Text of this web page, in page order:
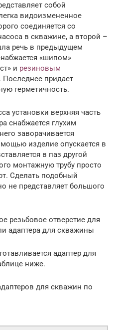
собой
видоизмененное
соединяется со
в скважине, а второй –
речь в предыдущем
«шипом»
и резиновым
. Последнее придает
герметичность.
установки верхняя часть
снабжается глухим
заворачивается
изделие опускается в
в паз другой
монтажную трубу просто
Сделать подобный
не представляет большого
резьбовое отверстие для
адаптера для скважины
адаптер для
ниже.
для скважин по